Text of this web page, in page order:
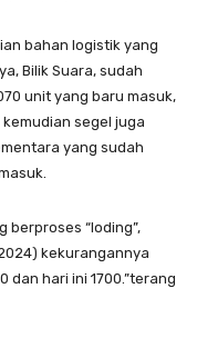
bahan logistik yang
Bilik Suara, sudah
unit yang baru masuk,
segel juga
yang sudah
berproses “loding”,
kekurangannya
dan hari ini 1700.”terang